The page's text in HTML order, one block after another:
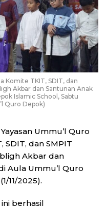
Komite TKIT, SDIT, dan
Akbar dan Santunan Anak
Islamic School, Sabtu
Quro Depok)
Ummu’l Quro
dan SMPIT
Akbar dan
Aula Ummu’l Quro
11/2025).
berhasil